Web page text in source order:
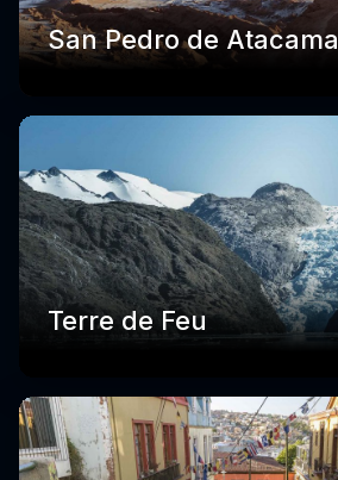
San Pedro de Atacama
Terre de Feu